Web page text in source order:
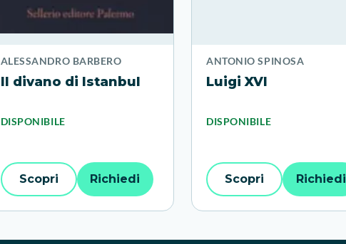
ALESSANDRO BARBERO
Il divano di Istanbul
DISPONIBILE
Scopri Richiedi
ANTONIO SPINOSA
Luigi XVI
DISPONIBILE
Scopri Richiedi